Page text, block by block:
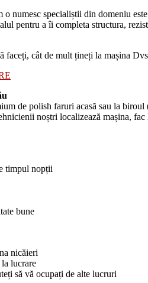
o numesc specialiștii din domeniu
pentru a îi completa structura,
faceți, cât de mult țineți la mașina
de polish faruri acasă sau la
noștri localizează mașina,
timpul nopții
bune
nicăieri
lucrare
să vă ocupați de alte lucruri